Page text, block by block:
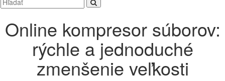
Online kompresor súborov:
rýchle a jednoduché
zmenšenie veľkosti